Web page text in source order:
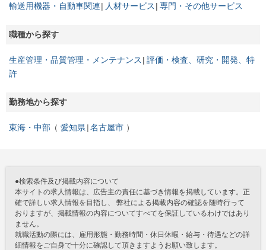
輸送用機器・自動車関連 人材サービス 専門・その他サービス
職種から探す
生産管理・品質管理・メンテナンス
評価・検査、研究・開発、特
許
勤務地から探す
東海・中部 愛知県 名古屋市
●検索条件及び掲載内容について
本サイトの求人情報は、広告主の責任に基づき情報を掲載しています。正
確で詳しい求人情報を目指し、 弊社による掲載内容の確認を随時行って
おりますが、掲載情報の内容についてすべてを保証しているわけではあり
ません。
就職活動の際には、雇用形態・勤務時間・休日休暇・給与・待遇などの詳
細情報をご自身で十分に確認して頂きますようお願い致します。